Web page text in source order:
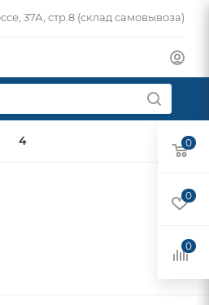
37А, стр.8 (склад самовывоза)
4 0
0
0